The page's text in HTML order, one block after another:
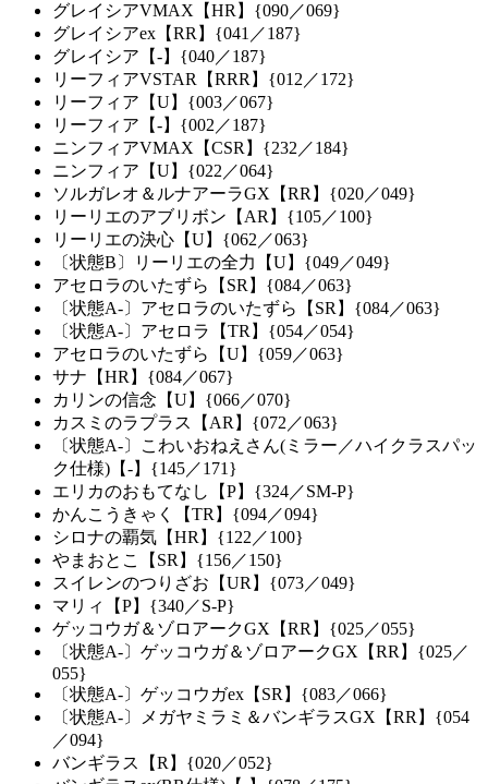
グレイシアVMAX【HR】{090／069}
グレイシアex【RR】{041／187}
グレイシア【-】{040／187}
リーフィアVSTAR【RRR】{012／172}
リーフィア【U】{003／067}
リーフィア【-】{002／187}
ニンフィアVMAX【CSR】{232／184}
ニンフィア【U】{022／064}
ソルガレオ＆ルナアーラGX【RR】{020／049}
リーリエのアブリボン【AR】{105／100}
リーリエの決心【U】{062／063}
〔状態B〕リーリエの全力【U】{049／049}
アセロラのいたずら【SR】{084／063}
〔状態A-〕アセロラのいたずら【SR】{084／063}
〔状態A-〕アセロラ【TR】{054／054}
アセロラのいたずら【U】{059／063}
サナ【HR】{084／067}
カリンの信念【U】{066／070}
カスミのラプラス【AR】{072／063}
〔状態A-〕こわいおねえさん(ミラー／ハイクラスパッ
ク仕様)【-】{145／171}
エリカのおもてなし【P】{324／SM-P}
かんこうきゃく【TR】{094／094}
シロナの覇気【HR】{122／100}
やまおとこ【SR】{156／150}
スイレンのつりざお【UR】{073／049}
マリィ【P】{340／S-P}
ゲッコウガ＆ゾロアークGX【RR】{025／055}
〔状態A-〕ゲッコウガ＆ゾロアークGX【RR】{025／
055}
〔状態A-〕ゲッコウガex【SR】{083／066}
〔状態A-〕メガヤミラミ＆バンギラスGX【RR】{054
／094}
バンギラス【R】{020／052}